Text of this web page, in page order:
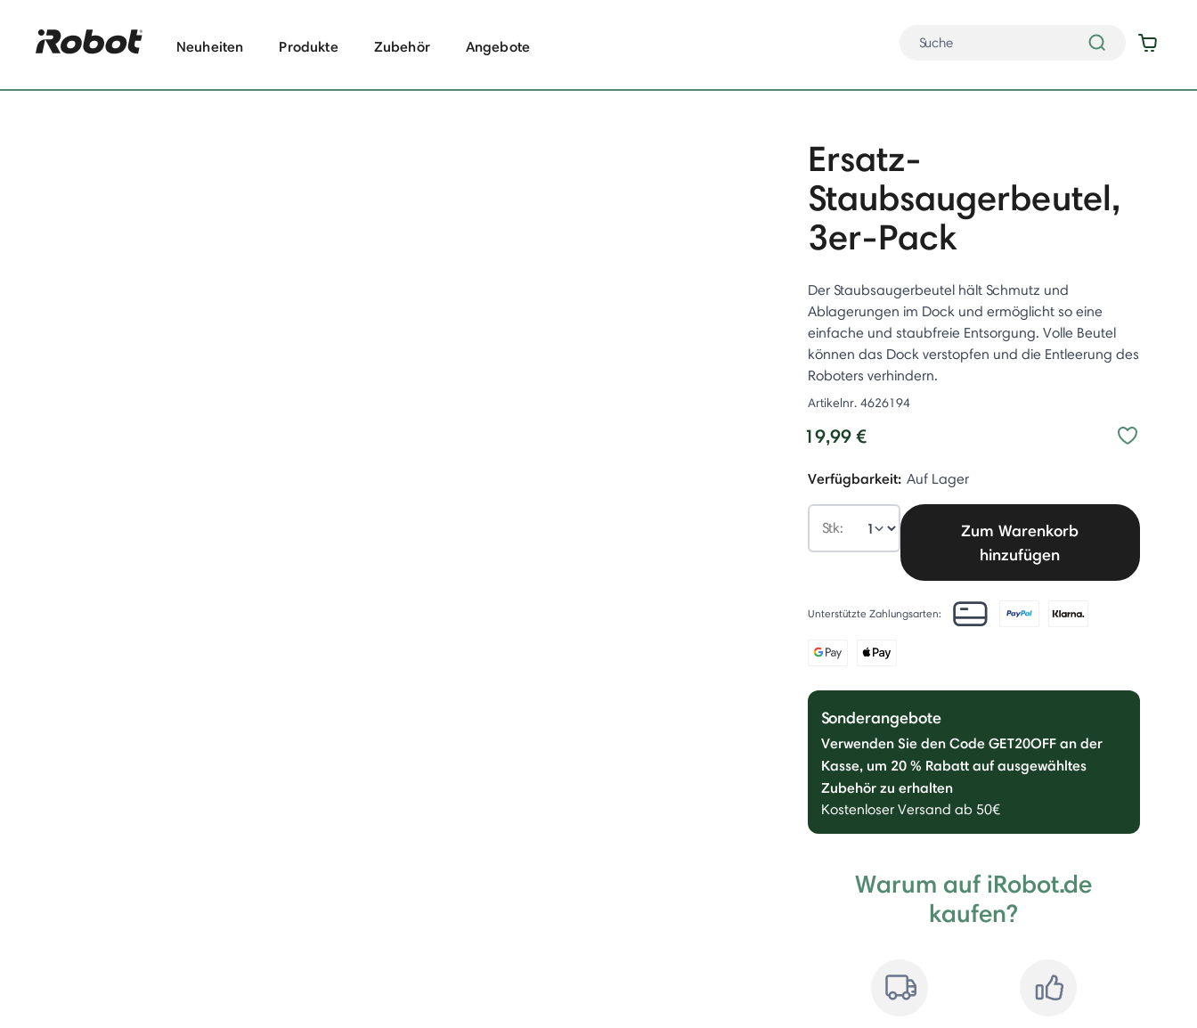
Neuheiten Produkte Zubehör Angebote
Ersatz-
Staubsaugerbeutel,
3er-Pack
Der Staubsaugerbeutel hält Schmutz und
Ablagerungen im Dock und ermöglicht so eine
einfache und staubfreie Entsorgung. Volle Beutel
können das Dock verstopfen und die Entleerung des
Roboters verhindern.
Artikelnr. 4626194
19,99 €
Verfügbarkeit: Auf Lager
Stk:
Zum Warenkorb
hinzufügen
Unterstützte Zahlungsarten:
Sonderangebote
Verwenden Sie den Code GET20OFF an der
Kasse, um 20 % Rabatt auf ausgewähltes
Zubehör zu erhalten
Kostenloser Versand ab 50€
Warum auf iRobot.de
kaufen?